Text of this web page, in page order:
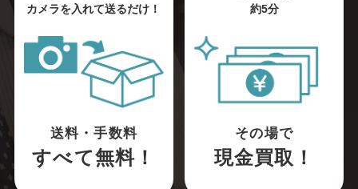
カメラを入れて送るだけ！
送料・手数料
すべて無料！
約5分
その場で
現金買取！